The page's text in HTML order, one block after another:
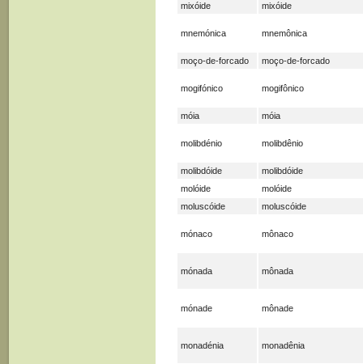
mixóide mixóide
mnemónica mnemônica
moço-de-forcado moço-de-forcado
mogifónico mogifônico
móia móia
molibdénio molibdênio
molibdóide
molibdóide
molóide
molóide
moluscóide
moluscóide
mónaco mônaco
mónada mônada
mónade mônade
monadénia monadênia